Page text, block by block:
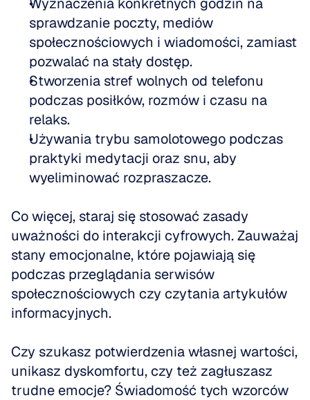
sprawdzanie poczty, mediów
społecznościowych i wiadomości, zamiast
pozwalać na stały dostęp.
Stworzenia stref wolnych od telefonu
podczas posiłków, rozmów i czasu na
relaks.
Używania trybu samolotowego podczas
praktyki medytacji oraz snu, aby
wyeliminować rozpraszacze.
Co więcej, staraj się stosować zasady
uważności do interakcji cyfrowych. Zauważaj
stany emocjonalne, które pojawiają się
podczas przeglądania serwisów
społecznościowych czy czytania artykułów
informacyjnych.
Czy szukasz potwierdzenia własnej wartości,
unikasz dyskomfortu, czy też zagłuszasz
trudne emocje? Świadomość tych wzorców